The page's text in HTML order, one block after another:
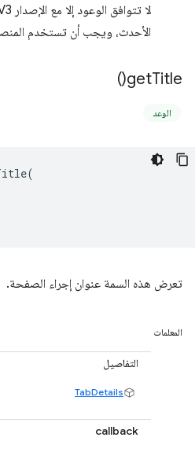
الأحدث، ويجب أن تستخدم
getTitle(
)
الوعد
(
تعرض هذه السمة عنوان إجراء الصفحة.
المعلمات
التفاصيل
TabDetails
callback